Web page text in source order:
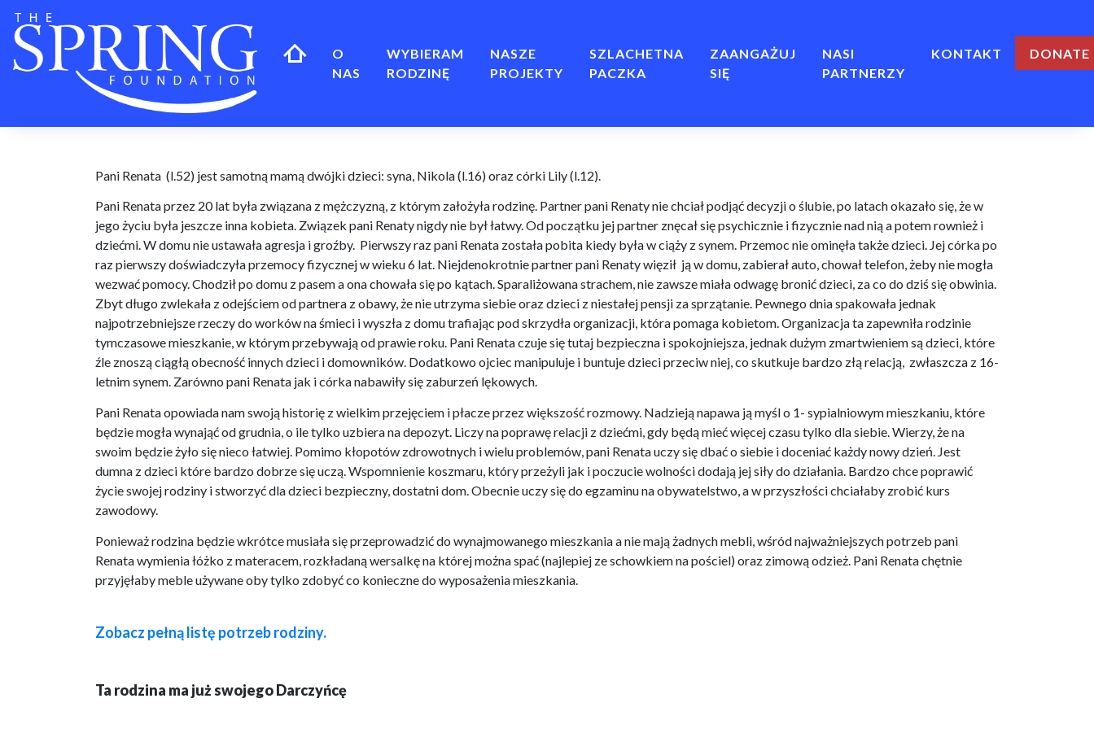
Skip
content
O
NAS
WYBIERAM
RODZINĘ
NASZE
PROJEKTY
SZLACHETNA
PACZKA
ZAANGAŻUJ
SIĘ
NASI
PARTNERZY
KONTAKT
Pani Renata (l.52) jest samotną mamą dwójki dzieci: syna, Nikola (l.16) oraz córki Lily (l.12).
Pani Renata przez 20 lat była związana z mężczyzną, z którym założyła rodzinę. Partner pani Renaty nie chciał podjąć decyzji o ślubie, po latach okazało się, że w
jego życiu była jeszcze inna kobieta. Związek pani Renaty nigdy nie był łatwy. Od początku jej partner znęcał się psychicznie i fizycznie nad nią a potem rownież i
dziećmi. W domu nie ustawała agresja i groźby. Pierwszy raz pani Renata została pobita kiedy była w ciąży z synem. Przemoc nie ominęła także dzieci. Jej córka po
raz pierwszy doświadczyła przemocy fizycznej w wieku 6 lat. Niejdenokrotnie partner pani Renaty więził ją w domu, zabierał auto, chował telefon, żeby nie mogła
wezwać pomocy. Chodził po domu z pasem a ona chowała się po kątach. Sparaliżowana strachem, nie zawsze miała odwagę bronić dzieci, za co do dziś się obwinia.
Zbyt długo zwlekała z odejściem od partnera z obawy, że nie utrzyma siebie oraz dzieci z niestałej pensji za sprzątanie. Pewnego dnia spakowała jednak
najpotrzebniejsze rzeczy do worków na śmieci i wyszła z domu trafiając pod skrzydła organizacji, która pomaga kobietom. Organizacja ta zapewniła rodzinie
tymczasowe mieszkanie, w którym przebywają od prawie roku. Pani Renata czuje się tutaj bezpieczna i spokojniejsza, jednak dużym zmartwieniem są dzieci, które
źle znoszą ciągłą obecność innych dzieci i domowników. Dodatkowo ojciec manipuluje i buntuje dzieci przeciw niej, co skutkuje bardzo złą relacją, zwłaszcza z 16-
letnim synem. Zarówno pani Renata jak i córka nabawiły się zaburzeń lękowych.
Pani Renata opowiada nam swoją historię z wielkim przejęciem i płacze przez większość rozmowy. Nadzieją napawa ją myśl o 1- sypialniowym mieszkaniu, które
będzie mogła wynająć od grudnia, o ile tylko uzbiera na depozyt. Liczy na poprawę relacji z dziećmi, gdy będą mieć więcej czasu tylko dla siebie. Wierzy, że na
swoim będzie żyło się nieco łatwiej. Pomimo kłopotów zdrowotnych i wielu problemów, pani Renata uczy się dbać o siebie i doceniać każdy nowy dzień. Jest
dumna z dzieci które bardzo dobrze się uczą. Wspomnienie koszmaru, który przeżyli jak i poczucie wolności dodają jej siły do działania. Bardzo chce poprawić
życie swojej rodziny i stworzyć dla dzieci bezpieczny, dostatni dom. Obecnie uczy się do egzaminu na obywatelstwo, a w przyszłości chciałaby zrobić kurs
zawodowy.
Ponieważ rodzina będzie wkrótce musiała się przeprowadzić do wynajmowanego mieszkania a nie mają żadnych mebli, wśród najważniejszych potrzeb pani
Renata wymienia łóżko z materacem, rozkładaną wersalkę na której można spać (najlepiej ze schowkiem na pościel) oraz zimową odzież. Pani Renata chętnie
przyjęłaby meble używane oby tylko zdobyć co konieczne do wyposażenia mieszkania.
Zobacz pełną listę potrzeb rodziny.
Ta rodzina ma już swojego Darczyńcę